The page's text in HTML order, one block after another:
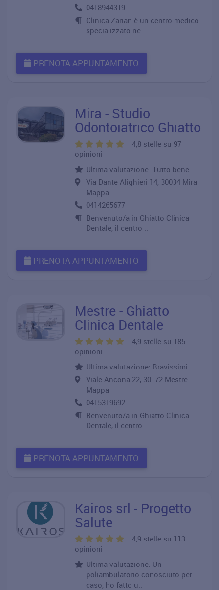
0418944319
Clinica Zarian è un centro medico
specializzato ne..
PRENOTA APPUNTAMENTO
Mira - Studio
Odontoiatrico Ghiatto
4,8 stelle su 97
opinioni
Ultima valutazione: Tutto bene
Via Dante Alighieri 14, 30034 Mira
Mappa
0414265677
Benvenuto/a in Ghiatto Clinica
Dentale, il centro ..
PRENOTA APPUNTAMENTO
Mestre - Ghiatto
Clinica Dentale
4,9 stelle su 185
opinioni
Ultima valutazione: Bravissimi
Viale Ancona 22, 30172 Mestre
Mappa
0415319692
Benvenuto/a in Ghiatto Clinica
Dentale, il centro ..
PRENOTA APPUNTAMENTO
Kairos srl - Progetto
Salute
4,9 stelle su 113
opinioni
Ultima valutazione: Un
poliambulatorio conosciuto per
caso, ho fatto u..